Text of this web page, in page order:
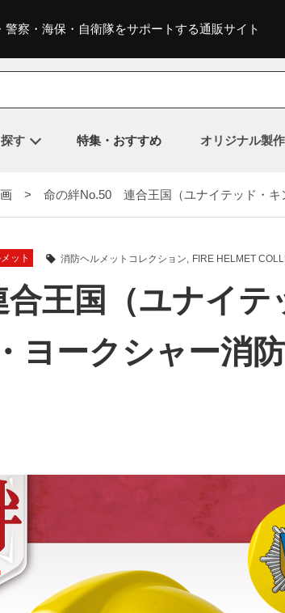
警察・海保・自衛隊をサポートする通販サイト
す 特集・おすすめ オリジナル製作
> 命の絆No.50 連合王国（ユナイテッド・キ
ット 消防ヘルメットコレクション FIRE HELMET
王国（ユナイテ
ヨークシャー消防